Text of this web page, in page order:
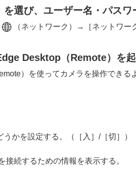
設定
グ（動画）
を選び、ユーザー名・パスワ
（ネットワーク ）→ ［ネットワー
Desktop（Remote）を
）を使ってカメラを操作できる
うかを設定する。（
［入］ /［切］
）
続するための情報を表示する。